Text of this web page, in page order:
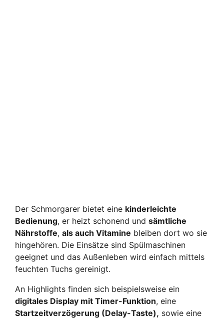
Der Schmorgarer bietet eine kinderleichte
Bedienung, er heizt schonend und sämtliche
Nährstoffe, als auch Vitamine bleiben dort wo sie
hingehören. Die Einsätze sind Spülmaschinen
geeignet und das Außenleben wird einfach mittels
feuchten Tuchs gereinigt.
An Highlights finden sich beispielsweise ein
digitales Display mit Timer-Funktion, eine
Startzeitverzögerung (Delay-Taste), sowie eine